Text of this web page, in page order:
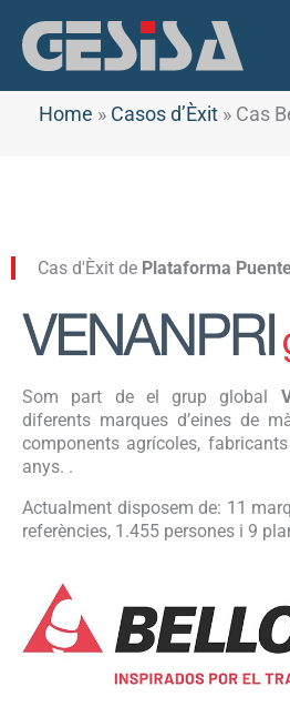
contingut
Home » Casos d’Èxit » Cas
Cas d'Èxit de Plataforma Puente
Som part de el grup global
diferents marques d’eines de
components agrícoles,
anys. .
Actualment disposem de: 11
referències, 1.455 persones i 9